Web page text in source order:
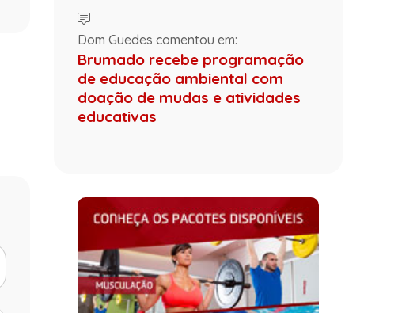
Dom Guedes comentou em:
Brumado recebe programação
de educação ambiental com
doação de mudas e atividades
educativas